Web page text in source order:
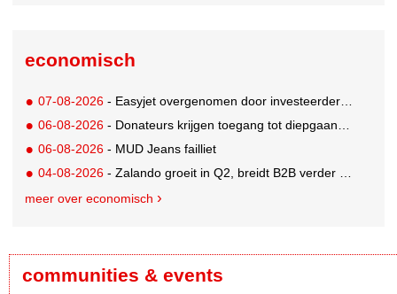
economisch
07-08-2026 - Easyjet overgenomen door investeerder Apollo
06-08-2026 - Donateurs krijgen toegang tot diepgaandere informatie over goede doelen
06-08-2026 - MUD Jeans failliet
04-08-2026 - Zalando groeit in Q2, breidt B2B verder uit en innoveert met AI
meer over economisch
communities & events